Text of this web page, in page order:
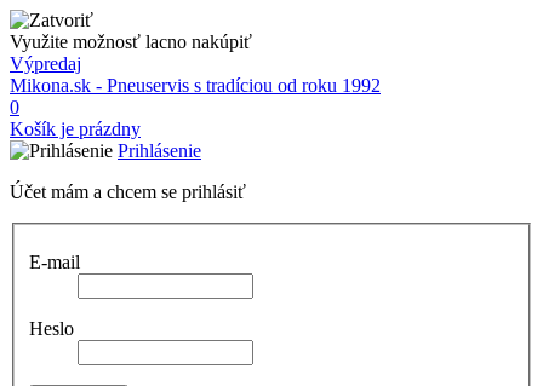
Využite možnosť lacno nakúpiť
Výpredaj
Mikona.sk - Pneuservis s tradíciou od roku 1992
0
Košík je prázdny
Prihlásenie
Účet mám a chcem se prihlásiť
E-mail
Heslo